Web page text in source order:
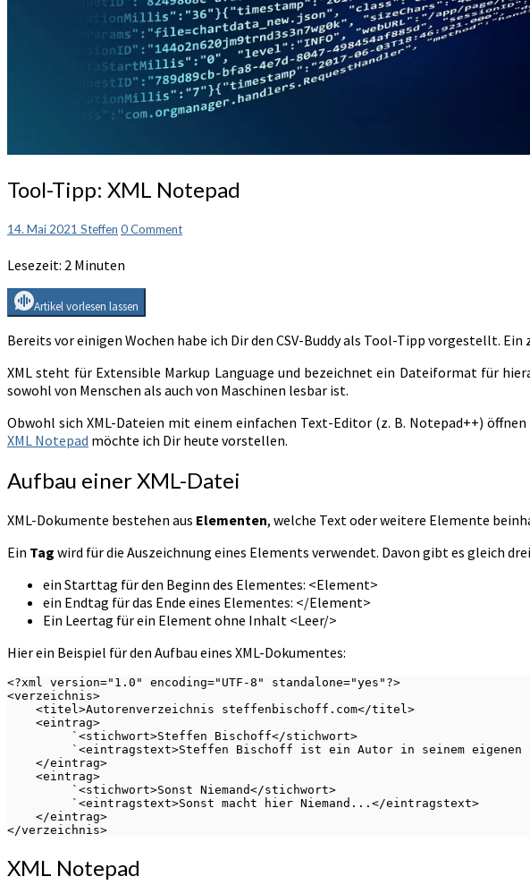
Tool-
Tipp:
Notepad
Tool-Tipp: XML Notepad
14. Mai 2021 Steffen Comments
0 Comment
Lesezeit: 2 Minuten
Artikel vorlesen lassen
Bereits vor einigen Wochen habe ich Dir den CSV-Buddy als Tool-Tipp vorgestellt.
XML steht für Extensible Markup Language und bezeichnet ein Dateiformat für
sowohl von Menschen als auch von Maschinen lesbar ist.
Obwohl sich XML-Dateien mit einem einfachen Text-Editor (z. B. Notepad++)
XML Notepad möchte ich Dir heute vorstellen.
Aufbau einer XML-Datei
XML-Dokumente bestehen aus Elementen, welche Text oder weitere Elemente
Ein Tag wird für die Auszeichnung eines Elements verwendet. Davon gibt es gleich
ein Starttag für den Beginn des Elementes: <Element>
ein Endtag für das Ende eines Elementes: </Element>
Ein Leertag für ein Element ohne Inhalt <Leer/>
Hier ein Beispiel für den Aufbau eines XML-Dokumentes:
<?xml version="1.0" encoding="UTF-8" standalone="yes"?>
<verzeichnis>
</verzeichnis>
XML Notepad